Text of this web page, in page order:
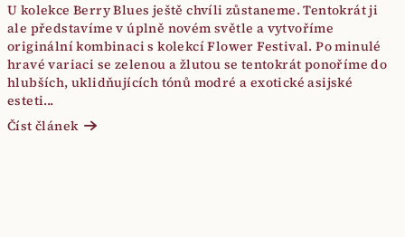
U kolekce Berry Blues ještě chvíli zůstaneme. Tentokrát ji
ale představíme v úplně novém světle a vytvoříme
originální kombinaci s kolekcí Flower Festival. Po minulé
hravé variaci se zelenou a žlutou se tentokrát ponoříme do
hlubších, uklidňujících tónů modré a exotické asijské
esteti...
Číst článek